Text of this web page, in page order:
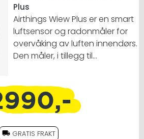
Plus
Airthings Wiew Plus er en smart
luftsensor og radonmåler for
overvåking av luften innendørs.
Den måler, i tillegg til
karbondioksid og
luftforurensninger i tillegg til å gi
deg informasjon om luftkvalitet
i sanntid.
GRATIS FRAKT